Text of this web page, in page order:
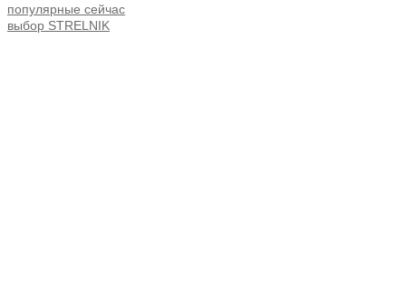
популярные сейчас
выбор STRELNIK